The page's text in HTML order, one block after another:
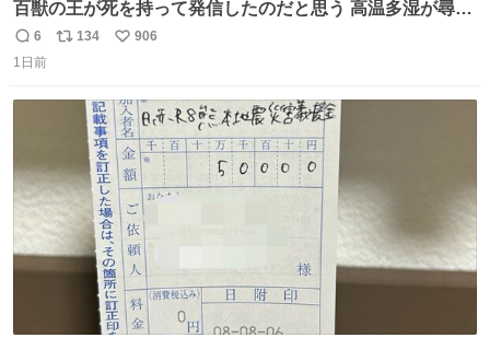
百獣の王が死を持って発信したのだと思う 高温多湿が尋常
でない日本の夏 どうか早急に飼育の環境を見直して 動物の
命を護ってください…と 治療中のライオンが助かりますよ
動物公園にて 残念ながら個体の識別は出来ません
返
信
6
リ
134
い
数
906
1日前